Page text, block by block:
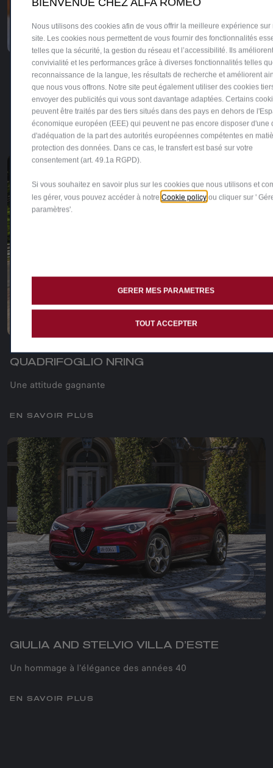
QUADRIFOGLIO ALFA ROMEO RACING
L'esprit de compétition à l'intérieur
EN SAVOIR PLUS
QUADRIFOGLIO NRING
Une attitude gagnante
EN SAVOIR PLUS
GIULIA AND STELVIO VILLA D’ESTE
Un hommage à l'élégance des années 40
EN SAVOIR PLUS
Nous utilisons des cookies afin de vous offrir la meilleure expérience sur
site. Les cookies nous permettent de vous fournir des fonctionnalités
telles que la sécurité, la gestion du réseau et l’accessibilité. Ils
convivialité et les performances grâce à diverses fonctionnalités telles
reconnaissance de la langue, les résultats de recherche et améliorent
que nous vous offrons. Notre site peut également utiliser des cookies
envoyer des publicités qui vous sont davantage adaptées. Certains
peuvent être traités par des tiers situés dans des pays en dehors de
économique européen (EEE) qui peuvent ne pas encore disposer d'une
d'adéquation de la part des autorités européennes compétentes en
protection des données. Dans ce cas, le transfert est basé sur votre
consentement (art. 49.1a RGPD).
Si vous souhaitez en savoir plus sur les cookies que nous utilisons et
les gérer, vous pouvez accéder à notre Cookie policy ou cliquer sur '
paramètres'.
GERER MES PARAMETRES
TOUT ACCEPTER